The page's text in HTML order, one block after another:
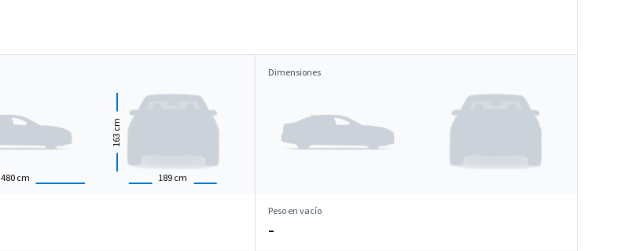
480 cm 189 cm
163
cm
Dimensiones
Peso en vacío
–